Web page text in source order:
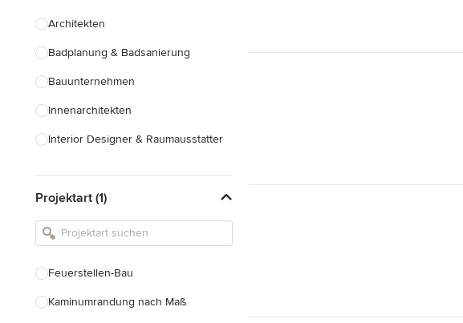
Architekten
Badplanung & Badsanierung
Bauunternehmen
Innenarchitekten
Interior Designer & Raumausstatter
Landschaftsarchitekten
Armaturen & Sanitärbedarf
Projektart (1)
Feuerstellen-Bau
Kaminumrandung nach Maß